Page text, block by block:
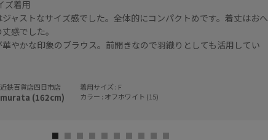
着用
ャストなサイズ感でした。全体的にコンパクトめです。着丈はおへ
感でした。
やかな印象のブラウス。前開きなので羽織りとしても活用してい
近鉄百貨店四日市店
murata (162cm)
着用サイズ : F
カラー : オフホワイト (15)